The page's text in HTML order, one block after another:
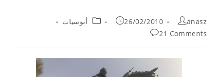
Post
author:
anasz
Post
published:
26/02/2010
Postأنوسيات
Post
21 Comments